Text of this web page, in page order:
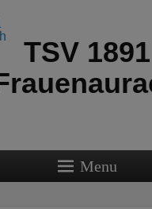
TSV 1891
Menu